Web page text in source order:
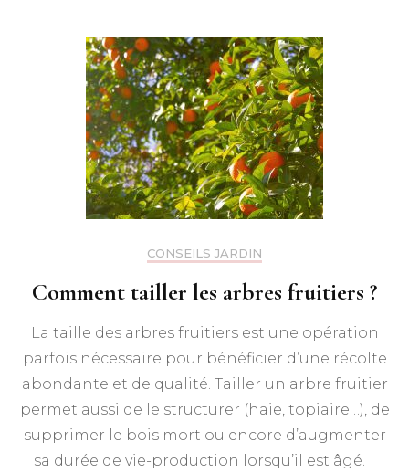
CONSEILS JARDIN
Comment tailler les arbres fruitiers ?
La taille des arbres fruitiers est une opération
parfois nécessaire pour bénéficier d’une récolte
abondante et de qualité. Tailler un arbre fruitier
permet aussi de le structurer (haie, topiaire…), de
supprimer le bois mort ou encore d’augmenter
sa durée de vie-production lorsqu’il est âgé.